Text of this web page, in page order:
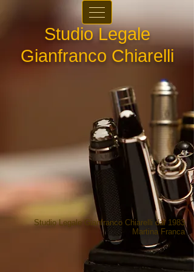
Studio Legale
Gianfranco Chiarelli
Studio Legale Gianfranco Chiarelli dal 1983
Martina Franca